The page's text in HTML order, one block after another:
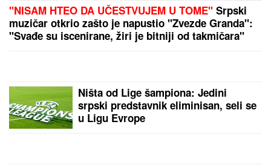
SPECIJALNA VEČERAMatora
okupila najdraže ljude: Evo gde se